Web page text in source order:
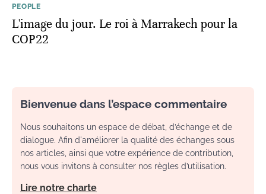
PEOPLE
L'image du jour. Le roi à Marrakech pour la
COP22
Bienvenue dans l’espace commentaire
Nous souhaitons un espace de débat, d’échange et de
dialogue. Afin d'améliorer la qualité des échanges sous
nos articles, ainsi que votre expérience de contribution,
nous vous invitons à consulter nos règles d’utilisation.
Lire notre charte